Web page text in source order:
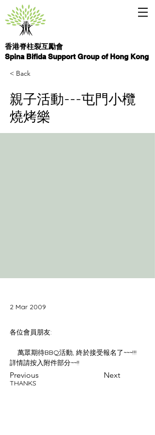
香港脊柱裂互勵會
Spina Bifida Support Group of Hong Kong
< Back
親子活動---屯門小欖
燒烤樂
2 Mar 2009
Previous Next
THANKS